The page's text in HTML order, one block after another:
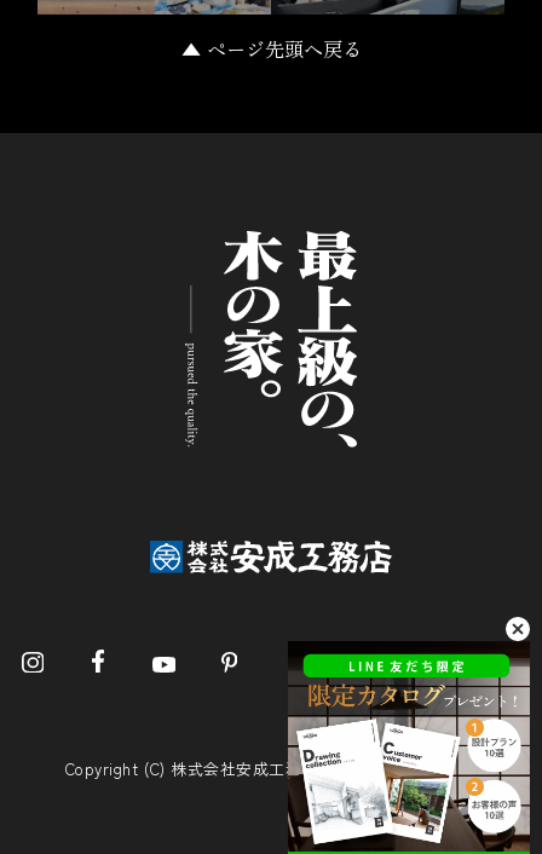
▲ ページ先頭へ戻る
Copyright (C) 株式会社安成工務店. All Rights Reserved.